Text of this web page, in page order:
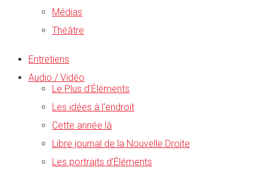
Médias
Théâtre
Entretiens
Audio / Vidéo
Le Plus d’Éléments
Les idées à l’endroit
Cette année là
Libre journal de la Nouvelle Droite
Les portraits d’Éléments